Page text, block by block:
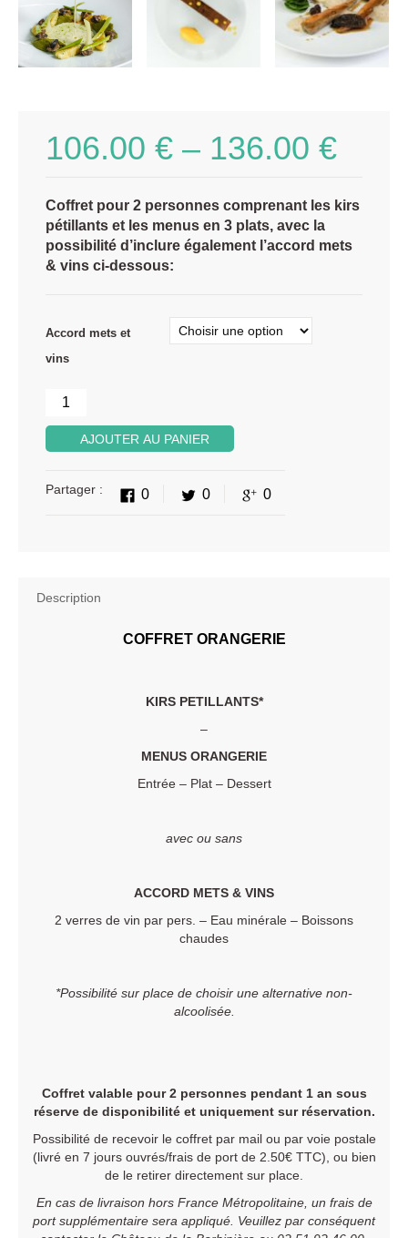
106.00 € – 136.00 €
Coffret pour 2 personnes comprenant les kirs
pétillants et les menus en 3 plats, avec la
possibilité d’inclure également l’accord mets
& vins ci-dessous:
Accord mets et
vins
AJOUTER AU PANIER
Partager : 0 0 0
Description
COFFRET ORANGERIE
KIRS PETILLANTS*
–
MENUS ORANGERIE
Entrée – Plat – Dessert
avec ou sans
ACCORD METS & VINS
2 verres de vin par pers. – Eau minérale – Boissons
chaudes
*Possibilité sur place de choisir une alternative non-
alcoolisée.
Coffret valable pour 2 personnes pendant 1 an sous
réserve de disponibilité et uniquement sur réservation.
Possibilité de recevoir le coffret par mail ou par voie postale
(livré en 7 jours ouvrés/frais de port de 2.50€ TTC), ou bien
de le retirer directement sur place.
En cas de livraison hors France Métropolitaine, un frais de
port supplémentaire sera appliqué. Veuillez par conséquent